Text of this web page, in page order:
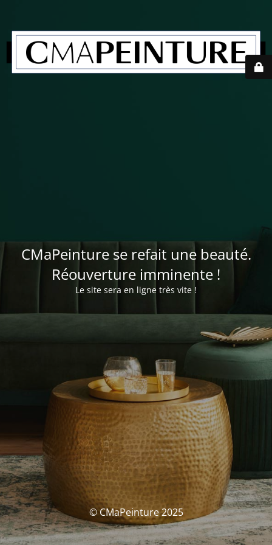
CMaPeinture se refait une beauté.
Réouverture imminente !
Le site sera en ligne très vite !
© CMaPeinture 2025